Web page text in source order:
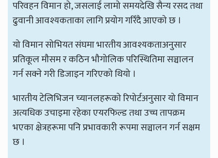
परिवहन विमान हो, जसलाई लामो समयदेखि सैन्य रसद तथा
ढुवानी आवश्यकताका लागि प्रयोग गरिँदै आएको छ ।
यो विमान सोभियत संघमा भारतीय आवश्यकताअनुसार
प्रतिकूल मौसम र कठिन भौगोलिक परिस्थितिमा सञ्चालन
गर्न सक्ने गरी डिजाइन गरिएको थियो ।
भारतीय टेलिभिजन च्यानलहरूको रिपोर्टअनुसार यो विमान
अत्यधिक उचाइमा रहेका एयरफिल्ड तथा उच्च तापक्रम
भएका क्षेत्रहरूमा पनि प्रभावकारी रूपमा सञ्चालन गर्न सक्षम
छ ।